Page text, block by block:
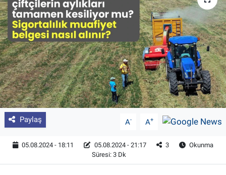
Paylaş A- A+
05.08.2024 - 18:11 05.08.2024 - 21:17 3
Okunma
Süresi: 3 Dk
Üretici Birlikleri
Şeker ve Şekerli Mamüller
Tahıllar ve Baklagiller
Tohum